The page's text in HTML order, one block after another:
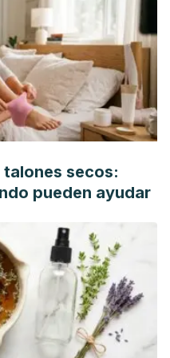
:Aplicaciones
alimentarias .Ámbito
secos:
pueden ayudar